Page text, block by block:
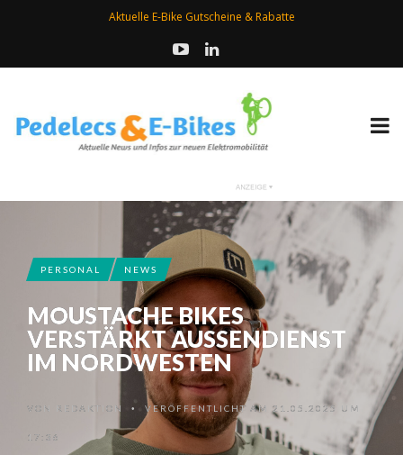
Aktuelle E-Bike Gutscheine & Rabatte
PERSONAL NEWS
MOUSTACHE BIKES
VERSTÄRKT AUSSENDIENST I
M NORDWESTEN
VON REDAKTION • VERÖFFENTLICHT AM 21.05.2025 UM
17:36